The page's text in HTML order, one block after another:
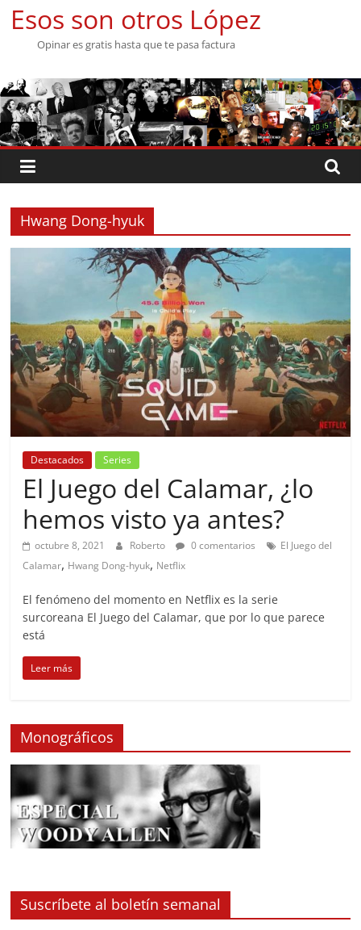
Saltar
contenido
Esos son otros López
Opinar es gratis hasta que te pasa factura
Hwang Dong-hyuk
Destacados Series
El Juego del Calamar, ¿lo
hemos visto ya antes?
octubre 8, 2021 Roberto 0 comentarios
El Juego del
Calamar, Hwang Dong-hyuk, Netflix
El fenómeno del momento en Netflix es la serie
surcoreana El Juego del Calamar, que por lo que parece
está
Leer más
Monográficos
Suscríbete al boletín semanal